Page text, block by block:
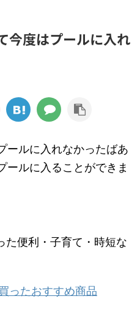
今度はプールに入れ
ールに入れなかったばあ
ールに入ることができま
便利・子育て・時短な
ったおすすめ商品